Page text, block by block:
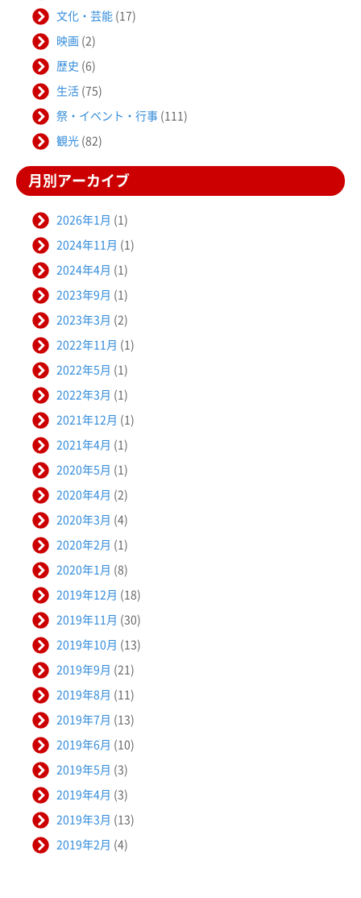
文化・芸能 (17)
映画 (2)
歴史 (6)
生活 (75)
祭・イベント・行事 (111)
観光 (82)
月別アーカイブ
2026年1月 (1)
2024年11月 (1)
2024年4月 (1)
2023年9月 (1)
2023年3月 (2)
2022年11月 (1)
2022年5月 (1)
2022年3月 (1)
2021年12月 (1)
2021年4月 (1)
2020年5月 (1)
2020年4月 (2)
2020年3月 (4)
2020年2月 (1)
2020年1月 (8)
2019年12月 (18)
2019年11月 (30)
2019年10月 (13)
2019年9月 (21)
2019年8月 (11)
2019年7月 (13)
2019年6月 (10)
2019年5月 (3)
2019年4月 (3)
2019年3月 (13)
2019年2月 (4)